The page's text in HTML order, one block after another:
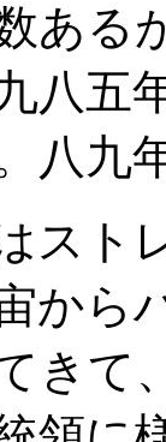
ある
八五
八九
スト
から
きて